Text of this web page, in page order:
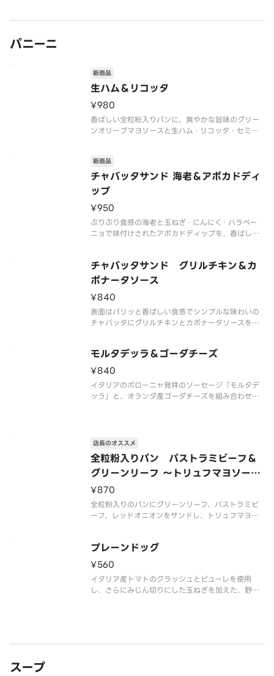
パニーニ
生ハム＆リコッタ
新商品
¥980
香ばしい全粒粉入りパンに、爽やかな旨味のグリー
ンオリーブマヨソースと生ハム・リコッタ・セミド
リコッタがベストマッチです。セミドライトマトの
酸味がアクセントになり、シンプ
チャバッタサンド 海老＆アボカドディ
ップ
新商品
¥950
ぷりぷり食感の海老と玉ねぎ・にんにく・ハラペー
ニョで味付けされたアボカドディップを、香ばしい
スライスをのせて、爽やかな香りと酸味をプラスし
チャバッタサンド グリルチキン＆カ
ポナータソース
¥840
表面はパリッと香ばしい食感でシンプルな味わいの
チャバッタにグリルチキンとカポナータソースをサ
スがまろやかさをプラスしています。柚子の香りが
アクセントになり、爽やかな後味
モルタデッラ＆ゴーダチーズ
¥840
イタリアのボローニャ発祥のソーセージ「モルタデ
ッラ」と、オランダ産ゴーダチーズを組み合わせま
ストマッチ！マスタードが味のア
全粒粉入りパン パストラミビーフ＆
グリーンリーフ ～トリュフマヨソース
～
店長のオススメ
¥870
全粒粉入りのパンにグリーンリーフ、パストラミビ
ーフ、レッドオニオンをサンドし、トリュフマヨソ
ることで、贅沢な味わいをお楽しみいただけます。
プレーンドッグ
¥560
イタリア産トマトのクラッシュとピューレを使用
し、さらにみじん切りにした玉ねぎを加えた、野菜
スープ